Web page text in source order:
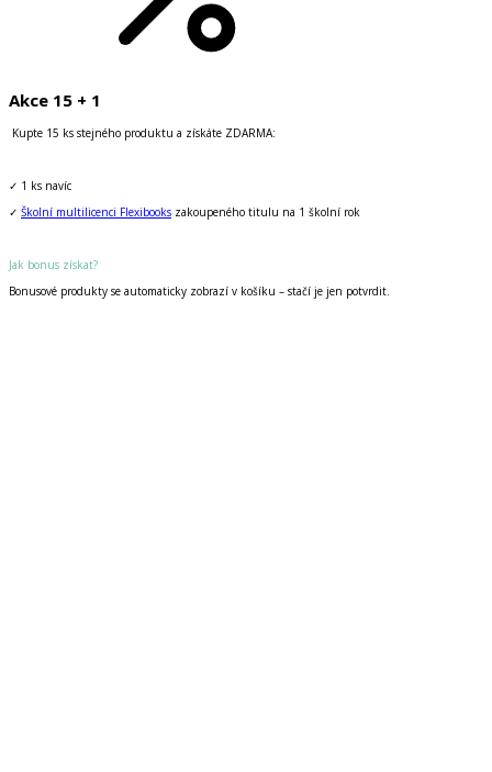
Akce 15 + 1
Kupte 15 ks stejného produktu a získáte ZDARMA:
✓ 1 ks navíc
✓ Školní multilicenci Flexibooks zakoupeného titulu na 1 školní rok
Jak bonus získat?
Bonusové produkty se automaticky zobrazí v košíku – stačí je jen potvrdit.